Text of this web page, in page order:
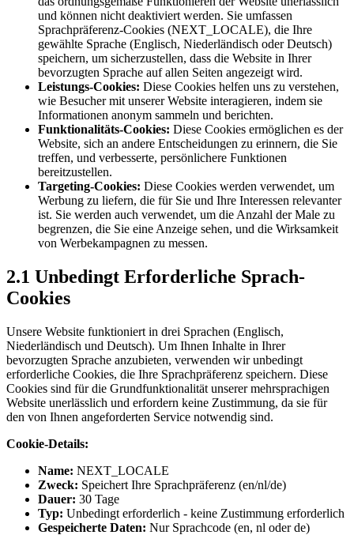
und können nicht deaktiviert werden. Sie umfassen
Sprachpräferenz-Cookies (NEXT_LOCALE), die Ihre
gewählte Sprache (Englisch, Niederländisch oder Deutsch)
speichern, um sicherzustellen, dass die Website in Ihrer
bevorzugten Sprache auf allen Seiten angezeigt wird.
Leistungs-Cookies: Diese Cookies helfen uns zu verstehen,
wie Besucher mit unserer Website interagieren, indem sie
Informationen anonym sammeln und berichten.
Funktionalitäts-Cookies: Diese Cookies ermöglichen es der
Website, sich an andere Entscheidungen zu erinnern, die Sie
treffen, und verbesserte, persönlichere Funktionen
bereitzustellen.
Targeting-Cookies: Diese Cookies werden verwendet, um
Werbung zu liefern, die für Sie und Ihre Interessen relevanter
ist. Sie werden auch verwendet, um die Anzahl der Male zu
begrenzen, die Sie eine Anzeige sehen, und die Wirksamkeit
von Werbekampagnen zu messen.
2.1 Unbedingt Erforderliche Sprach-
Cookies
Unsere Website funktioniert in drei Sprachen (Englisch,
Niederländisch und Deutsch). Um Ihnen Inhalte in Ihrer
bevorzugten Sprache anzubieten, verwenden wir unbedingt
erforderliche Cookies, die Ihre Sprachpräferenz speichern. Diese
Cookies sind für die Grundfunktionalität unserer mehrsprachigen
Website unerlässlich und erfordern keine Zustimmung, da sie für
den von Ihnen angeforderten Service notwendig sind.
Cookie-Details:
Name: NEXT_LOCALE
Zweck: Speichert Ihre Sprachpräferenz (en/nl/de)
Dauer: 30 Tage
Typ: Unbedingt erforderlich - keine Zustimmung erforderlich
Gespeicherte Daten: Nur Sprachcode (en, nl oder de)